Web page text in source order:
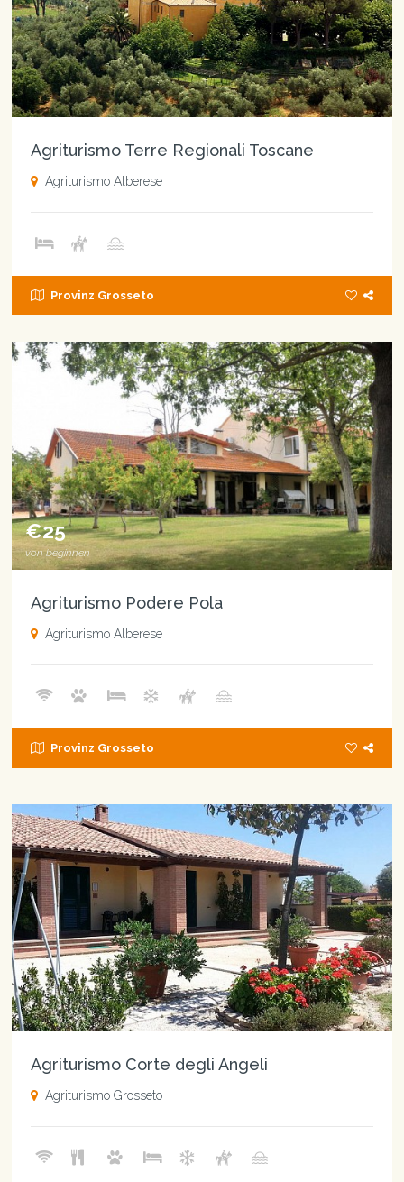
Agriturismo Terre Regionali Toscane
Agriturismo Alberese
Provinz Grosseto
€25
von beginnen
Agriturismo Podere Pola
Agriturismo Alberese
Provinz Grosseto
Agriturismo Corte degli Angeli
Agriturismo Grosseto